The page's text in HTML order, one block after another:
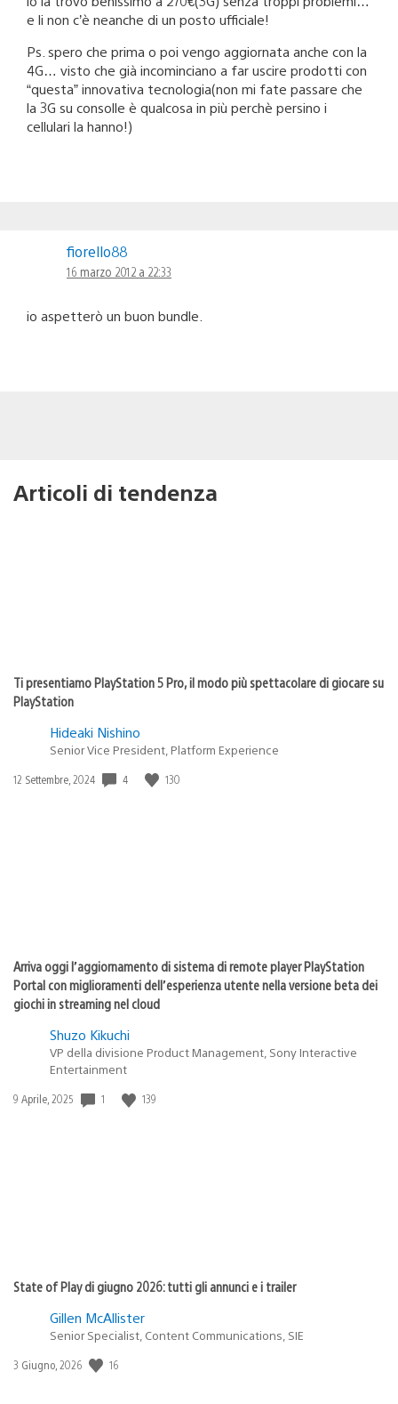
e li non c’è neanche di un posto ufficiale!
Ps. spero che prima o poi vengo aggiornata anche con la
4G… visto che già incominciano a far uscire prodotti con
“questa” innovativa tecnologia(non mi fate passare che
la 3G su consolle è qualcosa in più perchè persino i
cellulari la hanno!)
fiorello88
16 marzo 2012 a 22:33
io aspetterò un buon bundle.
Articoli di tendenza
Ti presentiamo PlayStation 5 Pro, il modo più spettacolare di giocare su
PlayStation
Hideaki Nishino
Senior Vice President, Platform Experience
Data
12 Settembre, 2024 4 130
Arriva oggi l’aggiornamento di sistema di remote player PlayStation
Portal con miglioramenti dell’esperienza utente nella versione beta dei
giochi in streaming nel cloud
Shuzo Kikuchi
VP della divisione Product Management, Sony Interactive
Entertainment
Data
9 Aprile, 2025 1 139
State of Play di giugno 2026: tutti gli annunci e i trailer
Gillen McAllister
Senior Specialist, Content Communications, SIE
Data
3 Giugno, 2026 16